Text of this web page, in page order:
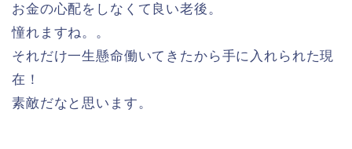
お金の心配をしなくて良い老後。
憧れますね。。
それだけ一生懸命働いてきたから手に入れられた現
在！
素敵だなと思います。